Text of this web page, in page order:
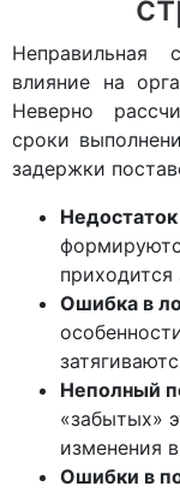
Неправильная
влияние на
Неверно
сроки
задержки
приходится
Ошибка в
Неполный
«забытых»
изменения
Ошибки в